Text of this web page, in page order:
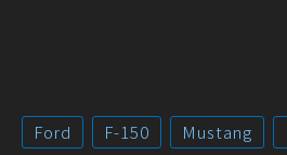
Ford F-150 Mustang